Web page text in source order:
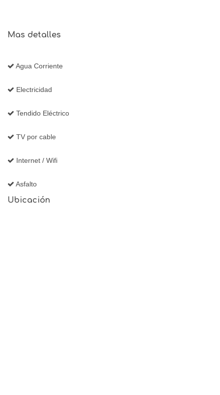
Mas detalles
Agua Corriente
Electricidad
Tendido Eléctrico
TV por cable
Internet / Wifi
Asfalto
Ubicación